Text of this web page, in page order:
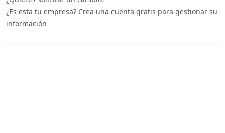
¿Es esta tu empresa? Crea una cuenta gratis para gestionar su
información